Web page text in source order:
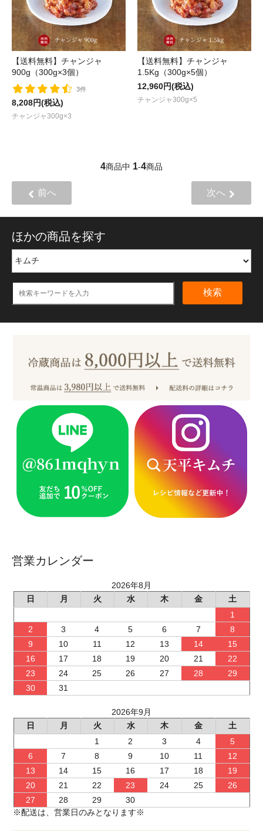
【送料無料】チャンジャ
900g（300g×3個）
3件
8,208円(税込)
チャンジャ300g×3
【送料無料】チャンジャ
1.5Kg（300g×5個）
12,960円(税込)
チャンジャ300g×5
4商品中 1-4商品
前へ 次へ
ほかの商品を探す
検索
営業カレンダー
2026年8月
日
月 火 水 木 金
土
1
2
3 4 5 6 7
8
9
10 11 12 13 14
15
16
17 18 19 20 21
22
23
24 25 26 27 28
29
30
31
2026年9月
日
月 火 水 木 金
土
1
2 3 4
5
6
7 8 9 10 11
12
13
14 15 16 17 18
19
20
21 22 23 24 25
26
27
28 29
30
※配送は、営業日のみとなります※